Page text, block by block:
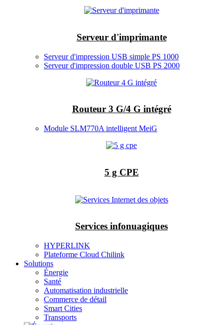
Serveur d'imprimante
Serveur d'impression USB simple PS 1000
Serveur d'impression double USB PS 2000
Routeur 3 G/4 G intégré
Module SLM770A intelligent MeiG
5 g CPE
Services infonuagiques
HYPERLINK
Plateforme Cloud Chilink
Solutions
Énergie
Santé
Automatisation industrielle
Commerce de détail
Smart Cities
Transports